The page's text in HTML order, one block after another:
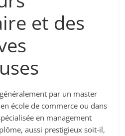
et des
généralement par un master
école de commerce ou dans
en management
aussi prestigieux soit-il,